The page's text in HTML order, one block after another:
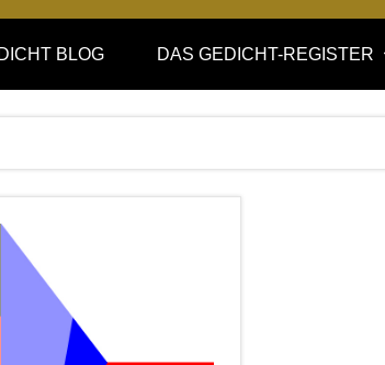
BLOG DAS GEDICHT-REGISTER